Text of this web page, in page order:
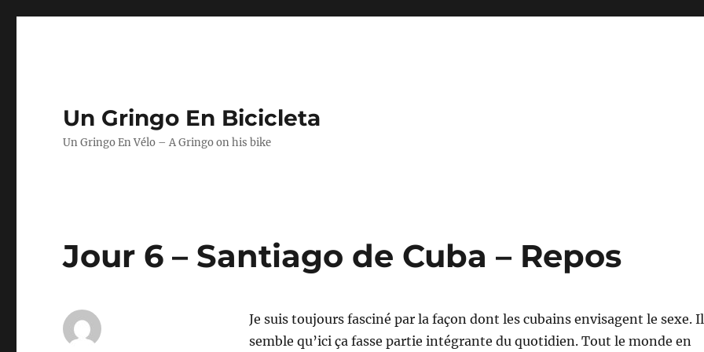
Un Gringo En Bicicleta
Un Gringo En Vélo – A Gringo on his bike
Jour 6 – Santiago de Cuba – Repos
Je suis toujours fasciné par la façon dont les cubains envisagent le sexe. Il
semble qu’ici ça fasse partie intégrante du quotidien. Tout le monde en